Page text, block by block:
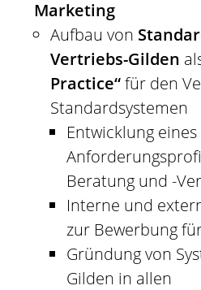
Marketing
Aufbau von
Vertriebs-Gilden
Practice“für den
Standardsystemen
Entwicklung
Beratung und -
Interne und
zur Bewerbung
Gründung von
Gilden in allen